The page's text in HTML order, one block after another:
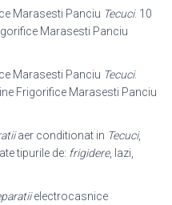
Marasesti Panciu Tecuci. 10
Marasesti Panciu
Marasesti Panciu Tecuci.
Frigorifice Marasesti Panciu
aer conditionat in Tecuci,
tipurile de: frigidere, lazi,
electrocasnice